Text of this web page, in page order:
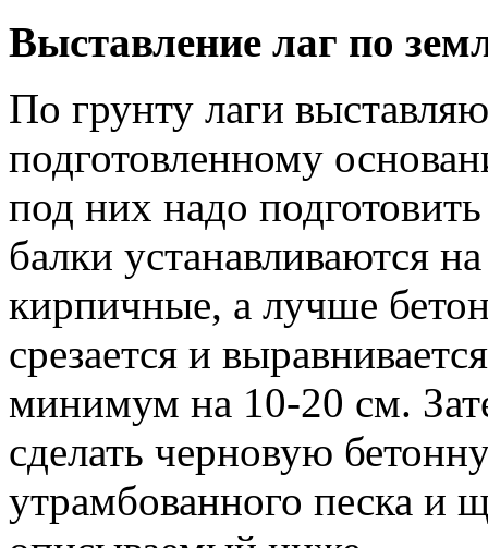
Выставление лаг по
По грунту лаги
подготовленному
под них надо
балки устанавливаются
кирпичные, а лучше
срезается и
минимум на 10-20 см.
сделать черновую
утрамбованного песка и